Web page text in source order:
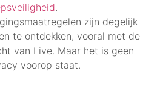
.
zijn degelijk
te ontdekken, vooral met de
van Live. Maar het is geen
voorop staat.